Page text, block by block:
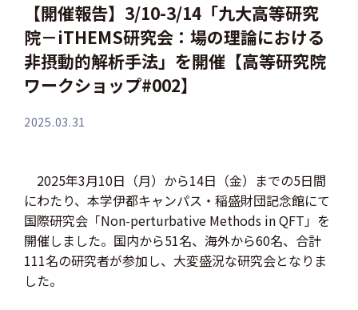
【開催報告】3/10-3/14「九大高等研究
院－iTHEMS研究会：場の理論における
非摂動的解析手法」を開催【高等研究院
ワークショップ#002】
2025.03.31
2025年3月10日（月）から14日（金）までの5日間
にわたり、本学伊都キャンパス・稲盛財団記念館にて
国際研究会「Non-perturbative Methods in QFT」を
開催しました。国内から51名、海外から60名、合計
111名の研究者が参加し、大変盛況な研究会となりま
した。